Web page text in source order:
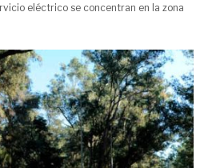
eléctrico se concentran en la zona